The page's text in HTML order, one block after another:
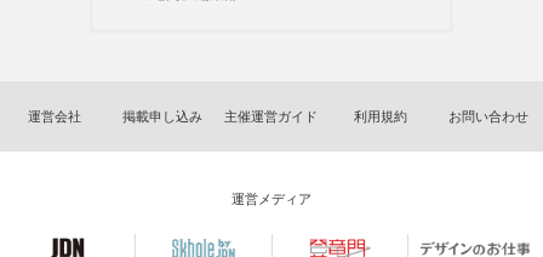
運営会社 掲載申し込み 主催運営ガイド 利用規約 お問い合わせ
運営メディア